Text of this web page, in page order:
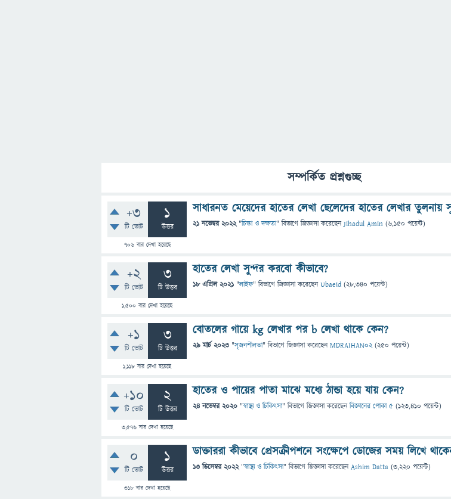
সম্পর্কিত প্রশ্নগুচ্ছ
+3
টি ভোট
1
উত্তর
706বার দেখা হয়েছে
সাধারনত মেয়েদের হাতের লেখা ছেলেদের হাতের লেখার তুলনায়
21 নভেম্বর 2022 "চিন্তা ও দক্ষতা" বিভাগে জিজ্ঞাসাকরেছেনJihadul Amin (6,150 পয়েন্ট)
+2
টি ভোট
3
টি উত্তর
1,500 বার দেখা হয়েছে
হাতের লেখা সুন্দর করবো কীভাবে?
18 এপ্রিল 2021 "লাইফ" বিভাগে জিজ্ঞাসাকরেছেনUbaeid (28,340 পয়েন্ট)
+1
টি ভোট
3
টি উত্তর
1,118 বার দেখা হয়েছে
বোতলের গায়ে kg লেখার পর b লেখা থাকে কেন?
29 মার্চ 2023 "সৃজনশীলতা" বিভাগে জিজ্ঞাসাকরেছেনMDRAIHAN02 (250 পয়েন্ট)
+10
টি ভোট
2
টি উত্তর
3,576বার দেখা হয়েছে
হাতের ও পায়ের পাতা মাঝে মধ্যে ঠান্ডা হয়ে যায় কেন?
24 নভেম্বর 2020 "স্বাস্থ্য ও চিকিৎসা" বিভাগে জিজ্ঞাসাকরেছেনবিজ্ঞানের পোকা ৫ (123,410 পয়েন্ট)
0
টি ভোট
1
উত্তর
318 বার দেখা হয়েছে
ডাক্তাররা কীভাবে প্রেসক্রীপশনে সংক্ষেপে ডোজের সময় লিখে
13 ডিসেম্বর 2022 "স্বাস্থ্য ও চিকিৎসা" বিভাগে জিজ্ঞাসাকরেছেনAshim Datta (3,220 পয়েন্ট)